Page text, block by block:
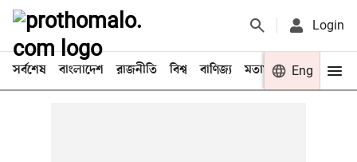
Login
সর্বশেষ বাংলাদেশ রাজনীতি বিশ্ব বাণিজ্য মতামত খেলা
Eng